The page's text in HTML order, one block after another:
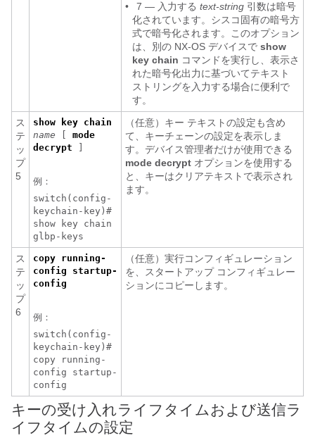
•
7 ― 入力する text-string 引数は暗号
化されています。シスコ固有の暗号方
式で暗号化されます。このオプション
は、別の NX-OS デバイスで show
key chain コマンドを実行し、表示さ
れた暗号化出力に基づいてテキスト
ストリングを入力する場合に便利で
す。
ス
テ
ッ
プ
5
show key chain
name
mode
decrypt
例：
switch(config-
keychain-key)#
show key chain
glbp-keys
（任意）キー テキストの設定も含め
て、キーチェーンの設定を表示しま
す。デバイス管理者だけが使用できる
mode decrypt オプションを使用する
と、キーはクリアテキストで表示され
ます。
ス
テ
ッ
プ
6
copy running-
config startup-
config
例：
switch(config-
keychain-key)#
copy running-
config startup-
config
（任意）実行コンフィギュレーション
を、スタートアップ コンフィギュレー
ションにコピーします。
キーの受け入れライフタイムおよび送信ラ
イフタイムの設定